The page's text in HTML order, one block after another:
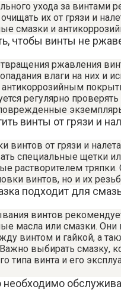
ухода за винтами
их от грязи и
смазки и
чтобы винты не
ржавления
влаги на них и
регулярно
винты от грязи и
винтов от грязи и
специальные щетки
растворителем
винтов, но и их
подходит для
винтов
масла или смазки. Они
винтом и гайкой, а
выбирать смазку,
типа винта и его
необходимо